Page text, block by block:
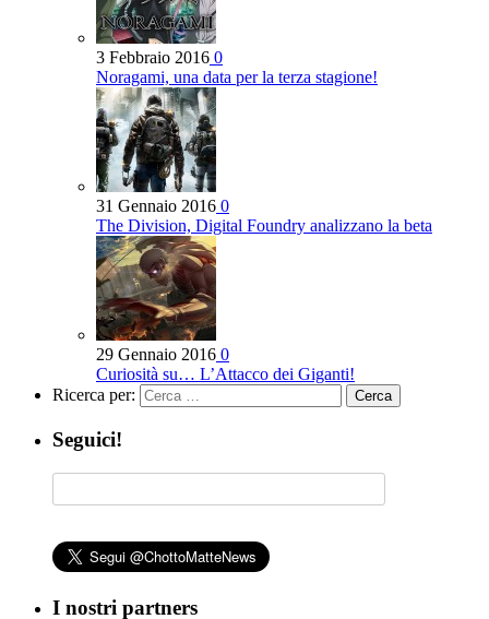
3 Febbraio 2016 0
Noragami, una data per la terza stagione!
31 Gennaio 2016 0
The Division, Digital Foundry analizzano la beta
29 Gennaio 2016 0
Curiosità su… L’Attacco dei Giganti!
Ricerca per:
Seguici!
I nostri partners